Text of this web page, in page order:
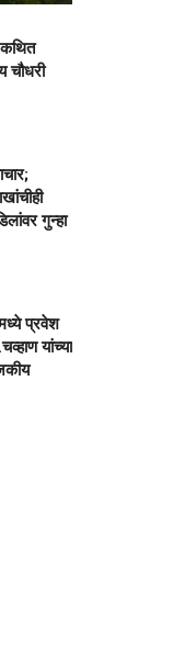
चौधरी
गुन्हा
प्रवेश
यांच्या